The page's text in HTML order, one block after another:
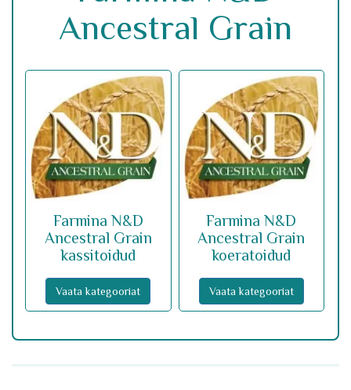
Ancestral Grain
Farmina N&D
Ancestral Grain
kassitoidud
Vaata kategooriat
Farmina N&D
Ancestral Grain
koeratoidud
Vaata kategooriat